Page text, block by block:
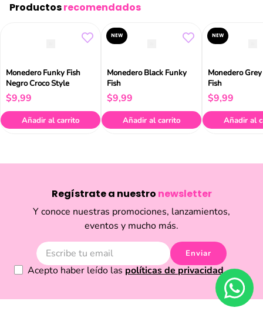
Productosrecomendados
Monedero Funky Fish
Negro Croco Style
$9,99
Añadir al carrito
NEW
Monedero Black Funky
Fish
$9,99
Añadir al carrito
NEW
Monedero
Fish
$9,99
Añadir al
Regístrate a nuestro newsletter
Y conoce nuestras promociones, lanzamientos,
eventos y mucho más.
Enviar
Acepto haber leído las políticas de privacidad.